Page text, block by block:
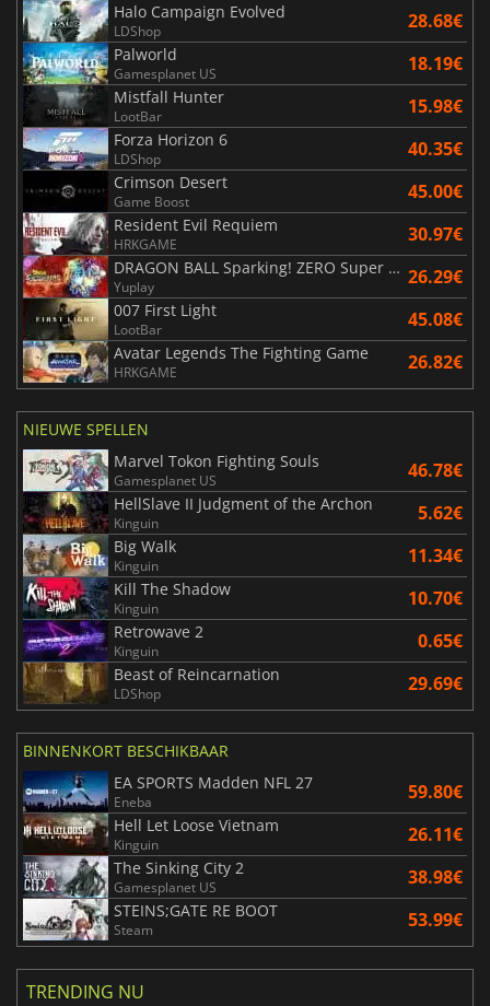
Halo Campaign Evolved
LDShop 28.68€
Palworld
Gamesplanet US 18.19€
Mistfall Hunter
LootBar 15.98€
Forza Horizon 6
LDShop 40.35€
Crimson Desert
Game Boost 45.00€
Resident Evil Requiem
HRKGAME 30.97€
DRAGON BALL Sparking! ZERO Super Limit Breaking NEO
Yuplay 26.29€
007 First Light
LootBar 45.08€
Avatar Legends The Fighting Game
HRKGAME 26.82€
NIEUWE SPELLEN
Marvel Tokon Fighting Souls
Gamesplanet US 46.78€
HellSlave II Judgment of the Archon
Kinguin 5.62€
Big Walk
Kinguin 11.34€
Kill The Shadow
Kinguin 10.70€
Retrowave 2
Kinguin 0.65€
Beast of Reincarnation
LDShop 29.69€
BINNENKORT BESCHIKBAAR
EA SPORTS Madden NFL 27
Eneba 59.80€
Hell Let Loose Vietnam
Kinguin 26.11€
The Sinking City 2
Gamesplanet US 38.98€
STEINS;GATE RE BOOT
Steam 53.99€
TRENDING NU